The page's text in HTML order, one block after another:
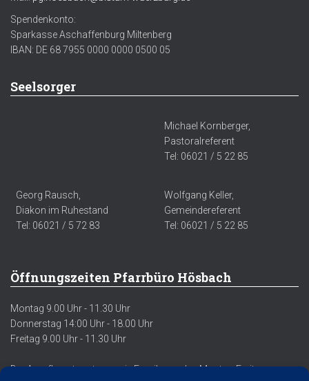
Spendenkonto:
Sparkasse Aschaffenburg Miltenberg
IBAN: DE 68 7955 0000 0000 0500 05
Seelsorger
Michael Kornberger,
Pastoralreferent
Tel: 06021 / 5 22 85
Georg Rausch,
Diakon im Ruhestand
Tel: 06021 / 5 72 83
Wolfgang Keller,
Gemeindereferent
Tel: 06021 / 5 22 85
Öffnungszeiten Pfarrbüro Hösbach
Montag 9.00 Uhr - 11.30 Uhr
Donnerstag 14:00 Uhr - 18.00 Uhr
Freitag 9.00 Uhr - 11.30 Uhr
Der Anrufbeantworter sowie Emails werden Montag-Freitag